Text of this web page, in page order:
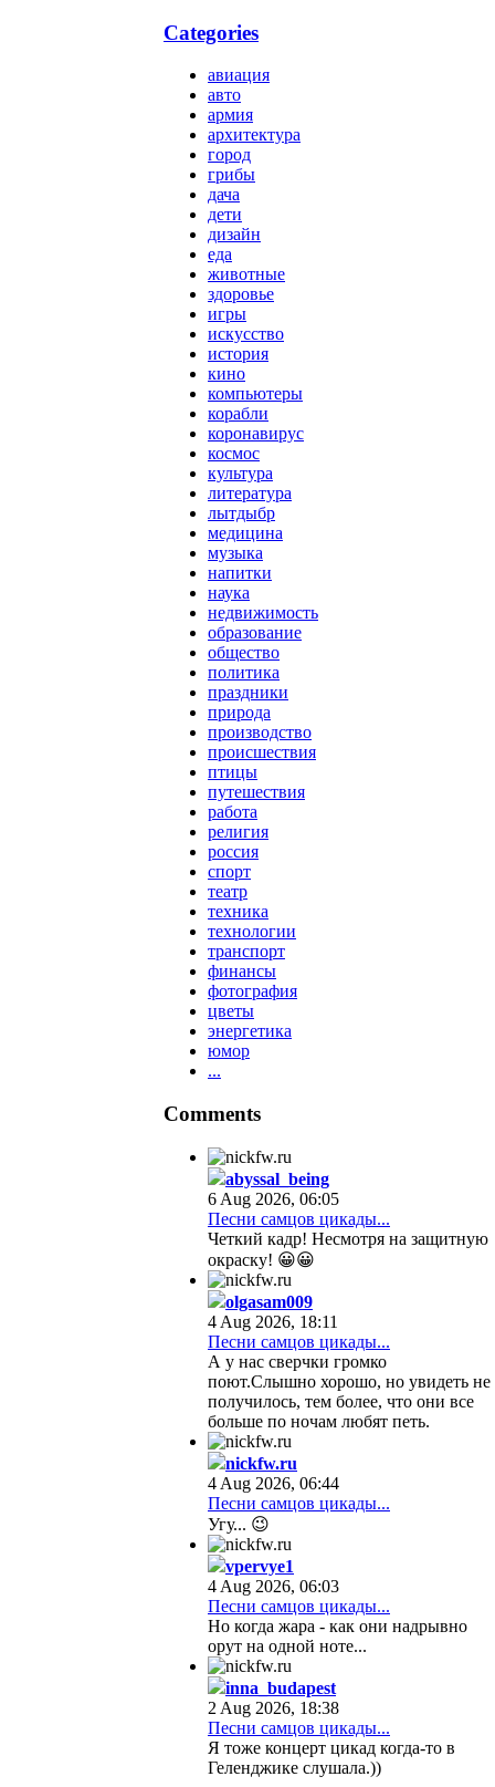
Categories
авиация
авто
армия
архитектура
город
грибы
дача
дети
дизайн
еда
животные
здоровье
игры
искусство
история
кино
компьютеры
корабли
коронавирус
космос
культура
литература
лытдыбр
медицина
музыка
напитки
наука
недвижимость
образование
общество
политика
праздники
природа
производство
происшествия
птицы
путешествия
работа
религия
россия
спорт
театр
техника
технологии
транспорт
финансы
фотография
цветы
энергетика
юмор
...
Comments
abyssal_being
6 Aug 2026, 06:05
Песни самцов цикады...
Четкий кадр! Несмотря на защитную
окраску! 😀😀
olgasam009
4 Aug 2026, 18:11
Песни самцов цикады...
А у нас сверчки громко
поют.Слышно хорошо, но увидеть не
получилось, тем более, что они все
больше по ночам любят петь.
nickfw.ru
4 Aug 2026, 06:44
Песни самцов цикады...
Угу... 😉
vpervye1
4 Aug 2026, 06:03
Песни самцов цикады...
Но когда жара - как они надрывно
орут на одной ноте...
inna_budapest
2 Aug 2026, 18:38
Песни самцов цикады...
Я тоже концерт цикад когда-то в
Геленджике слушала.))